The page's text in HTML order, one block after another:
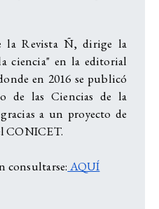
la Revista Ñ, dirige la
ciencia" en la editorial
en 2016 se publicó
de las Ciencias de la
a un proyecto de
CONICET.
consultarse: AQUÍ